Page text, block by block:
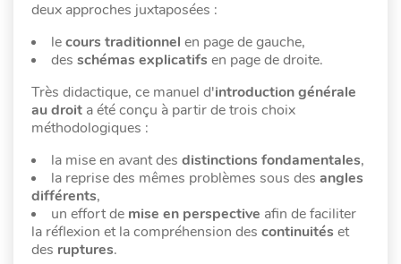
deux approches juxtaposées :
lecours traditionnel en page de gauche,
des schémas explicatifs en page de droite.
Très didactique, ce manuel d'introduction générale
au droit a été conçu à partir de trois choix
méthodologiques :
la mise en avant des distinctions fondamentales,
la reprise des mêmes problèmes sous des angles
différents,
un effort de mise en perspective afin de faciliter
la réflexion et la compréhension des continuités et
des ruptures.